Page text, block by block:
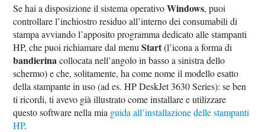
Se hai a disposizione il sistema operativoWindows, puoi
controllare l’inchiostro residuo all’interno dei consumabili di
stampa avviando l’apposito programma dedicato alle stampanti
HP, che puoi richiamare dal menuStart(l’icona a forma di
bandierinacollocata nell’angolo in basso a sinistra dello
schermo) e che, solitamente, ha come nome il modello esatto
della stampante in uso (ad es. HP DeskJet 3630 Series): se ben
ti ricordi, ti avevo già illustrato come installare e utilizzare
questo software nella mia guida all’installazione delle stampanti
HP.